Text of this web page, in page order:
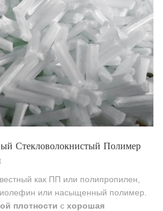
Стекловолокнистый Полимер
как ПП или полипропилен,
или насыщенный полимер.
плотности с хорошая